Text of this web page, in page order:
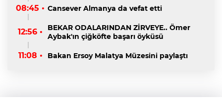
08:45 • Cansever Almanya da vefat etti
12:56 •
BEKAR ODALARINDAN ZİRVEYE.. Ömer
Aybak'ın çiğköfte başarı öyküsü
11:08 • Bakan Ersoy Malatya Müzesini paylaştı